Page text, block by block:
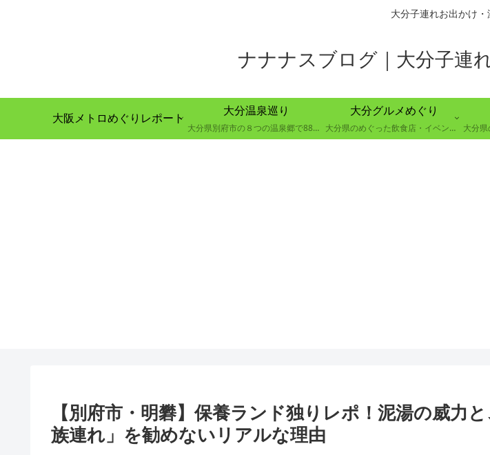
大分子連れお出かけ
ナナナスブログ｜大分子連
大阪メトロめぐりレポート
大分温泉巡り
大分県別府市の８つの温泉郷で88の温泉を巡る取り組み
大分グルメめぐり
大分県のめぐった飲食店・イベントのレポート
【別府市・明礬】保養ランド独りレポ！泥湯の威力
族連れ」を勧めないリアルな理由